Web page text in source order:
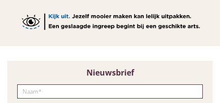
Nieuwsbrief